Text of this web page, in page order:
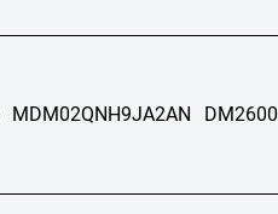
MDM02QNH9JA2AN